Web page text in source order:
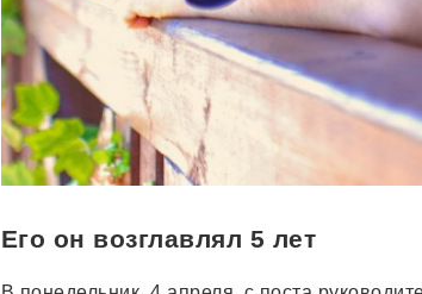
Его он возглавлял 5 лет